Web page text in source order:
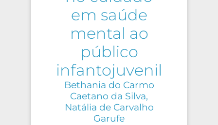
em saúde
mental ao
público
infantojuvenil
Bethania do Carmo
Caetano da Silva,
Natália de Carvalho
Garufe